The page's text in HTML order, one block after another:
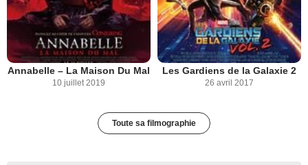
Annabelle – La Maison Du Mal
10 juillet 2019
Les Gardiens de la Galaxie 2
26 avril 2017
Toute sa filmographie